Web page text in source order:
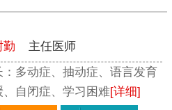
勤
主任医师
：多动症、抽动症、语言发育
、自闭症、学习困难[详细]